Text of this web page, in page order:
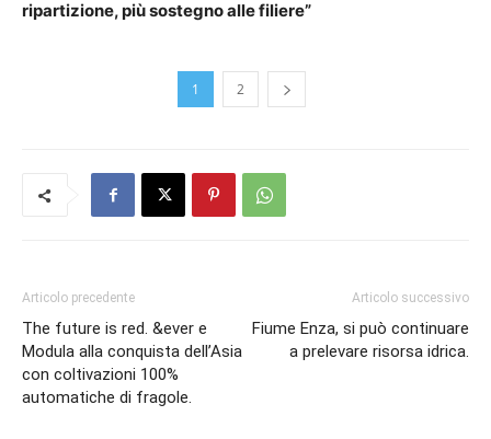
ripartizione, più sostegno alle filiere”
1 2
Articolo precedente
The future is red. &ever e
Modula alla conquista dell’Asia
con coltivazioni 100%
automatiche di fragole.
Articolo successivo
Fiume Enza, si può continuare
a prelevare risorsa idrica.